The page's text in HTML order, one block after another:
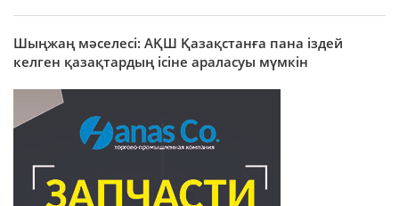
Шыңжаң мәселесі: АҚШ Қазақстанға пана іздей
келген қазақтардың ісіне араласуы мүмкін